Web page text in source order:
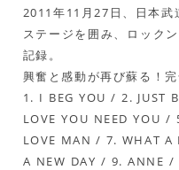
2011年11月27日、日本
ステージを囲み、ロック
記録。
興奮と感動が再び蘇る！
1. I BEG YOU / 2. JUST
LOVE YOU NEED YOU /
LOVE MAN / 7. WHAT A
A NEW DAY / 9. ANNE